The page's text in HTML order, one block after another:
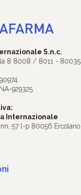
S.n.c.
8 8008 / 8011 - 80035
929325
Internazionale
57 l-p 80056 Ercolano